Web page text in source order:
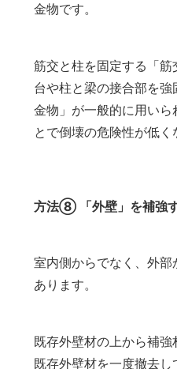
金物です。
筋交と柱を固定する「
台や柱と梁の接合部を
金物」が一般的に用いら
とで倒壊の危険性が低く
方法⑧ 「外壁」を補強
室内側からでなく、外
あります。
既存外壁材の上から補強
既存外壁材を一度撤去